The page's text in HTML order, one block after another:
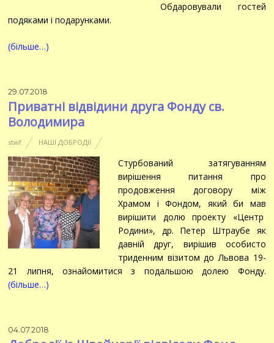
Обдаровували гостей
подяками і подарунками.
(більше…)
29.07.2018
Приватні відвідини друга Фонду св.
Володимира
stwf НАШІ ДОБРОДІЇ
Стурбований затягуванням
вирішення питання про
продовження договору між
Храмом і Фондом, який би мав
вирішити долю проекту «Центр
Родини», др. Петер Штраубе як
давній друг, вирішив особисто
триденним візитом до Львова 19-
21 липня, ознайомитися з подальшою долею Фонду.
(більше…)
04.07.2018